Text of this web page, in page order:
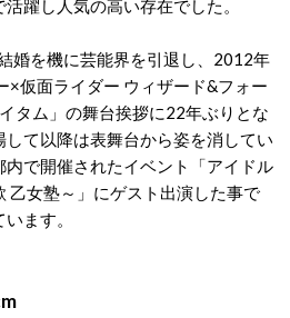
躍し人気の高い存在でした。
婚を機に芸能界を引退し、2012年
×仮面ライダー ウィザード&フォー
タム」の舞台挨拶に22年ぶりとな
て以降は表舞台から姿を消してい
で開催されたイベント「アイドル
乙女塾～」にゲスト出演した事で
ます。